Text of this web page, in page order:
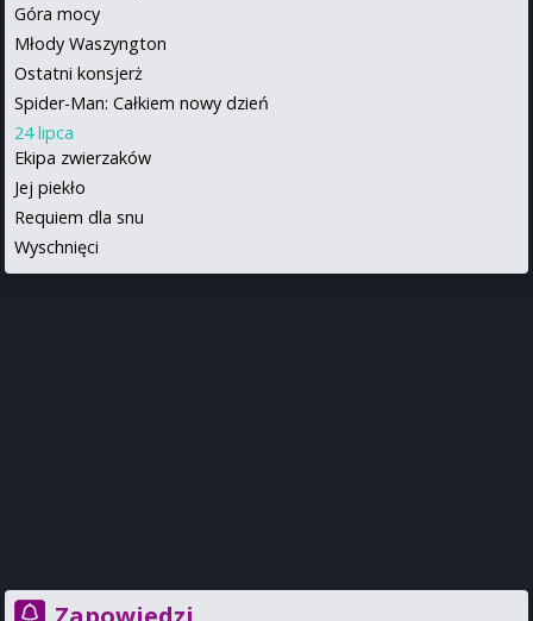
Góra mocy
Młody Waszyngton
Ostatni konsjerż
Spider-Man: Całkiem nowy dzień
24 lipca
Ekipa zwierzaków
Jej piekło
Requiem dla snu
Wyschnięci